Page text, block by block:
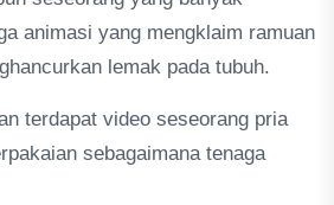
animasi yang mengklaim ramuan
lemak pada tubuh.
terdapat video seseorang pria
sebagaimana tenaga